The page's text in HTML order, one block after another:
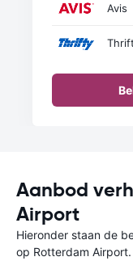
Avis
Aanbod
Airport
Hieronder staan de
op Rotterdam